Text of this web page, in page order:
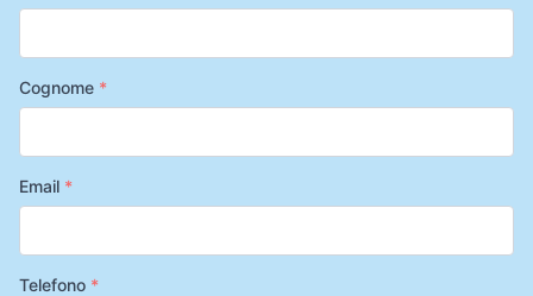
Cognome *
Email *
Telefono *